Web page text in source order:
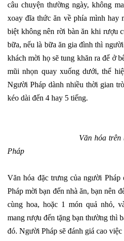
câu chuyện thường ngày, không
xoay đĩa thức ăn về phía mình hay
biệt không nên rời bàn ăn khi rượu
bữa, nếu là bữa ăn gia đình thì
khách mời họ sẽ tung khăn ra để ở
mũi nhọn quay xuống dưới, thể
Người Pháp dành nhiều thời gian
kéo dài đến 4 hay 5 tiếng.
Văn hóa trên bàn ăn
Pháp
Văn hóa đặc trưng của người
Pháp mời bạn đến nhà ăn, bạn nên
cùng hoa, hoặc 1 món quả nhỏ,
mang rượu đến tặng bạn thường thì
đó. Người Pháp sẽ đánh giá cao việc